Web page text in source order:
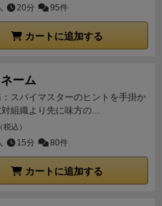
らこの色のお客さんを乗せて…あ
っぱこっち…ああでも…いやい
みます。これが本作の楽しいと
が一致していたり，付け札等に
を出せた時は(3)機体改良のチャ
と改良ポイントは5つのメータ
ありどれも捨てがたい能力があ
で改良していくかがまた悩まし
ナスが貰えるようになる効果も
をピックアップできる効果，1枚
さんあり悩ましく、ダウンタイ
】説明書12ページ。インスト
うな個人ボードが気に入ってい
良くテンションが上がるので、
におすすめですね。
行機のコクピットに座ったかの
に入り、ゲーム内容をほとんど
ですが、遊んでみるとすごく面白
。とにかく燃料のやり繰りが大
20分 95件
カートに追加する
ーム
スパイマスターのヒントを手掛か
対組織より先に味方の...
（税込）
15分 80件
カートに追加する